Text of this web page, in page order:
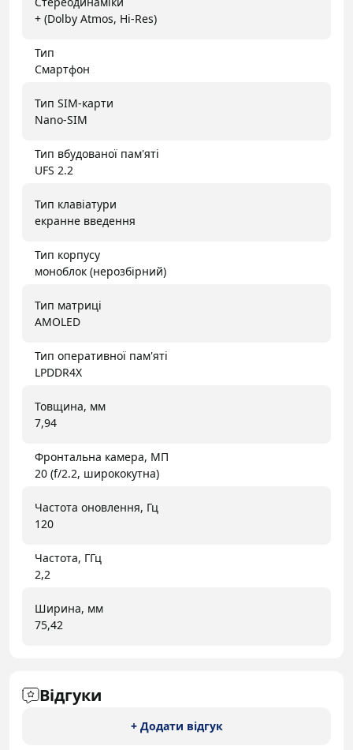
+ (Dolby Atmos, Hi-Res)
Тип
Смартфон
Тип SIM-карти
Nano-SIM
Тип вбудованої пам'яті
UFS 2.2
Тип клавіатури
екранне введення
Тип корпусу
моноблок (нерозбірний)
Тип матриці
AMOLED
Тип оперативної пам'яті
LPDDR4X
Товщина, мм
7,94
Фронтальна камера, МП
20 (f/2.2, ширококутна)
Частота оновлення, Гц
120
Частота, ГГц
2,2
Ширина, мм
75,42
Відгуки
+ Додати відгук